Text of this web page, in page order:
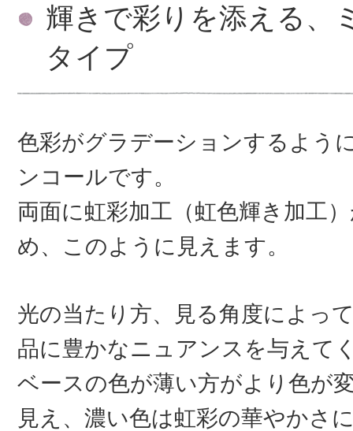
輝きで彩りを添える、
タイプ
色彩がグラデーションするよう
ンコールです。
両面に虹彩加工（虹色輝き加工
め、このように見えます。
光の当たり方、見る角度によっ
品に豊かなニュアンスを与えて
ベースの色が薄い方がより色が
見え、濃い色は虹彩の華やかさ